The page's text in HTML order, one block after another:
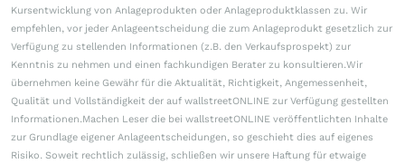
Kursentwicklung von Anlageprodukten oder Anlageproduktklassen zu. Wir
empfehlen, vor jeder Anlageentscheidung die zum Anlageprodukt gesetzlich zur
Verfügung zu stellenden Informationen (z.B. den Verkaufsprospekt) zur
Kenntnis zu nehmen und einen fachkundigen Berater zu konsultieren.Wir
übernehmen keine Gewähr für die Aktualität, Richtigkeit, Angemessenheit,
Qualität und Vollständigkeit der auf wallstreetONLINE zur Verfügung gestellten
Informationen.Machen Leser die bei wallstreetONLINE veröffentlichten Inhalte
zur Grundlage eigener Anlageentscheidungen, so geschieht dies auf eigenes
Risiko. Soweit rechtlich zulässig, schließen wir unsere Haftung für etwaige